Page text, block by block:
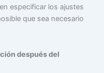
especificar los ajustes
que sea necesario
después del